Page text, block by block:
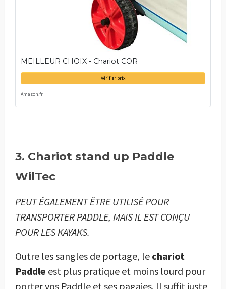
MEILLEUR CHOIX - Chariot COR
Vérifier prix
Amazon.fr
3. Chariot stand up Paddle
WilTec
PEUT ÉGALEMENT ÊTRE UTILISÉ POUR
TRANSPORTER PADDLE, MAIS IL EST CONÇU
POUR LES KAYAKS.
Outre les sangles de portage, le chariot
Paddle est plus pratique et moins lourd pour
porter vos Paddle et ses pagaies. Il suffit juste